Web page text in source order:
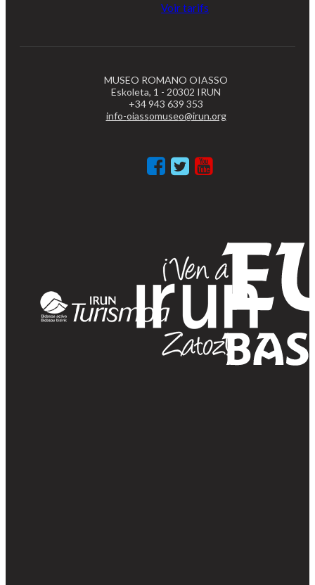
Voir tarifs
MUSEO ROMANO OIASSO
Eskoleta, 1 - 20302 IRUN
+34 943 639 353